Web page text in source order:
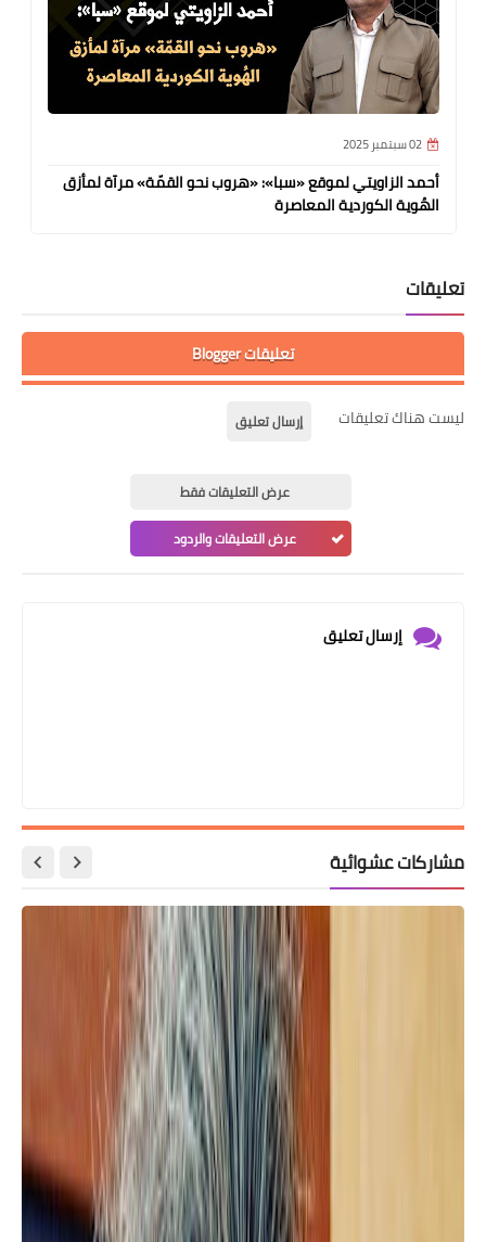
02 سبتمبر 2025
أحمد الزاويتي لموقع «سبا»: «هروب نحو القمّة» مرآة لمأزق
الهُوية الكوردية المعاصرة
تعليقات
تعليقات Blogger
ليست هناك تعليقات إرسال تعليق
عرض التعليقات فقط
عرض التعليقات والردود
إرسال تعليق
مشاركات عشوائية